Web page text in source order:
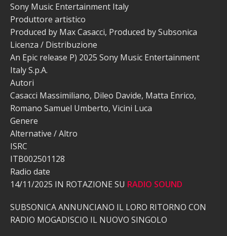
Sony Music Entertainment Italy
Produttore artistico
Produced by Max Casacci, Produced by Subsonica
Licenza / Distribuzione
An Epic release P) 2025 Sony Music Entertainment
Italy S.p.A.
Autori
Casacci Massimiliano, Dileo Davide, Matta Enrico,
Romano Samuel Umberto, Vicini Luca
Genere
Alternative / Altro
ISRC
ITB002501128
Radio date
14/11/2025 IN ROTAZIONE SU RADIO SOUND
SUBSONICA ANNUNCIANO IL LORO RITORNO CON
RADIO MOGADISCIO IL NUOVO SINGOLO